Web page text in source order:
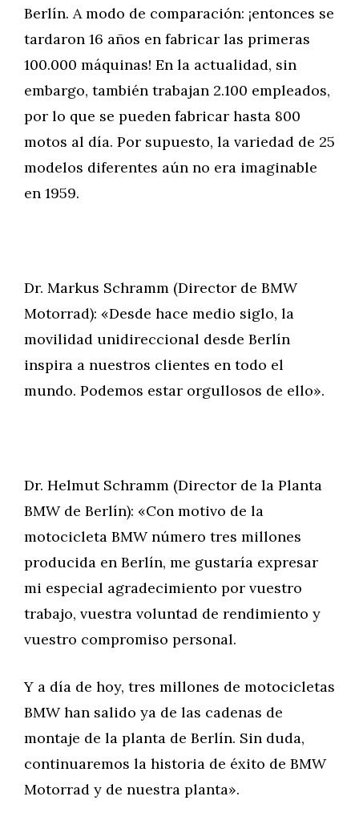
Berlín. A modo de comparación: ¡entonces se
tardaron 16 años en fabricar las primeras
100.000 máquinas! En la actualidad, sin
embargo, también trabajan 2.100 empleados,
por lo que se pueden fabricar hasta 800
motos al día. Por supuesto, la variedad de 25
modelos diferentes aún no era imaginable
en 1959.
Dr. Markus Schramm (Director de BMW
Motorrad): «Desde hace medio siglo, la
movilidad unidireccional desde Berlín
inspira a nuestros clientes en todo el
mundo. Podemos estar orgullosos de ello».
Dr. Helmut Schramm (Director de la Planta
BMW de Berlín): «Con motivo de la
motocicleta BMW número tres millones
producida en Berlín, me gustaría expresar
mi especial agradecimiento por vuestro
trabajo, vuestra voluntad de rendimiento y
vuestro compromiso personal.
Y a día de hoy, tres millones de motocicletas
BMW han salido ya de las cadenas de
montaje de la planta de Berlín. Sin duda,
continuaremos la historia de éxito de BMW
Motorrad y de nuestra planta».